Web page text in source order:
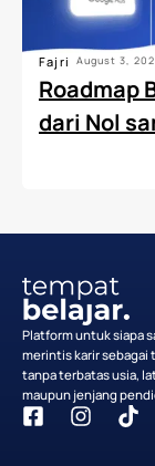
Fajri August 3,
Roadmap
dari Nol
Platform untuk siapa
merintis karir sebagai
tanpa terbatas usia,
maupun jenjang